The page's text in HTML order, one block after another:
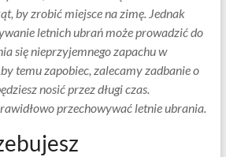
by zrobić miejsce na zimę. Jednak
letnich ubrań może prowadzić do
się nieprzyjemnego zapachu w
temu zapobiec, zalecamy zadbanie o
nosić przez długi czas.
przechowywać letnie ubrania.